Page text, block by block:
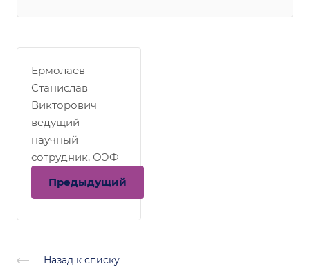
Ермолаев
Станислав
Викторович
ведущий
научный
сотрудник, ОЭФ
Предыдущий
Назад к списку